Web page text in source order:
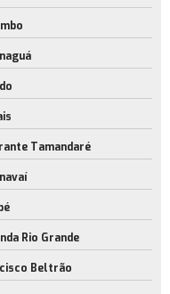
Tamandaré
Rio Grande
Beltrão